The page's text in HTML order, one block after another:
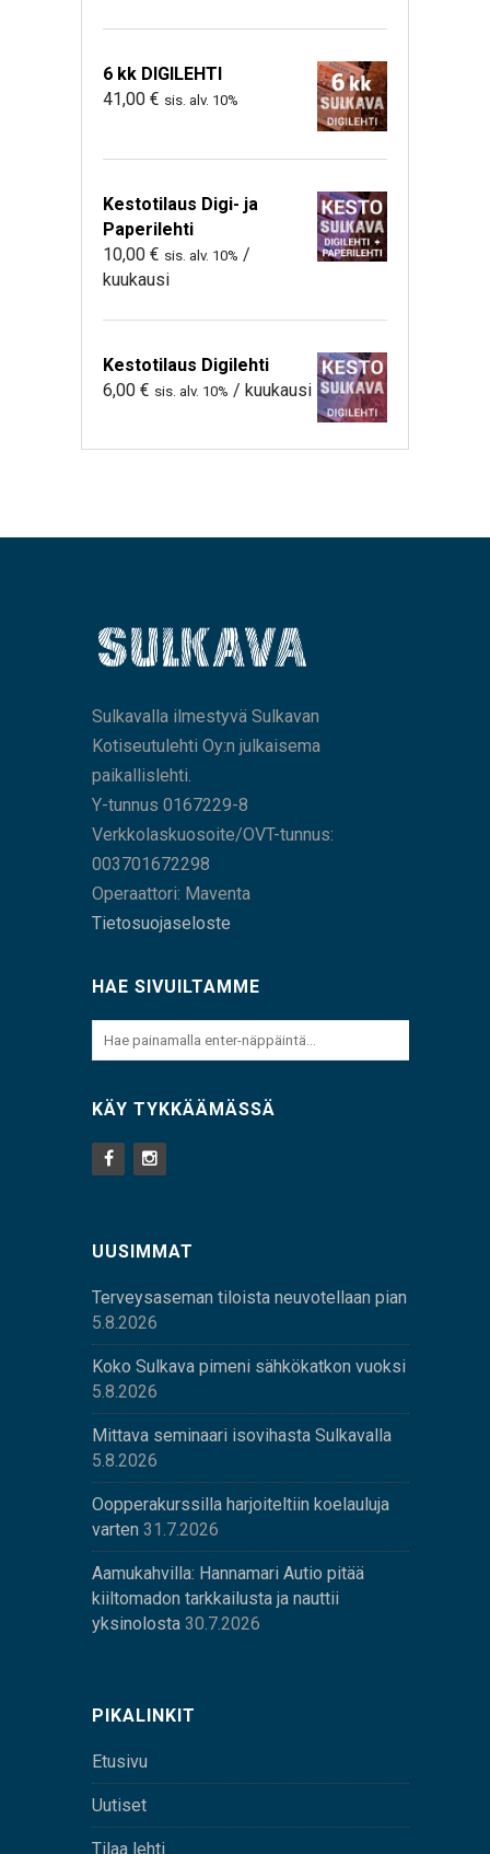
6 kk DIGILEHTI
41,00 € sis. alv. 10%
Kestotilaus Digi- ja
Paperilehti
10,00 € sis. alv. 10% /
kuukausi
Kestotilaus Digilehti
6,00 € sis. alv. 10% / kuukausi
Sulkavalla ilmestyvä Sulkavan
Kotiseutulehti Oy:n julkaisema
paikallislehti.
Y-tunnus 0167229-8
Verkkolaskuosoite/OVT-tunnus:
003701672298
Operaattori: Maventa
Tietosuojaseloste
HAE SIVUILTAMME
KÄY TYKKÄÄMÄSSÄ
UUSIMMAT
Terveysaseman tiloista neuvotellaan pian
5.8.2026
Koko Sulkava pimeni sähkökatkon vuoksi
5.8.2026
Mittava seminaari isovihasta Sulkavalla
5.8.2026
Oopperakurssilla harjoiteltiin koelauluja
varten 31.7.2026
Aamukahvilla: Hannamari Autio pitää
kiiltomadon tarkkailusta ja nauttii
yksinolosta 30.7.2026
PIKALINKIT
Etusivu
Uutiset
Tilaa lehti